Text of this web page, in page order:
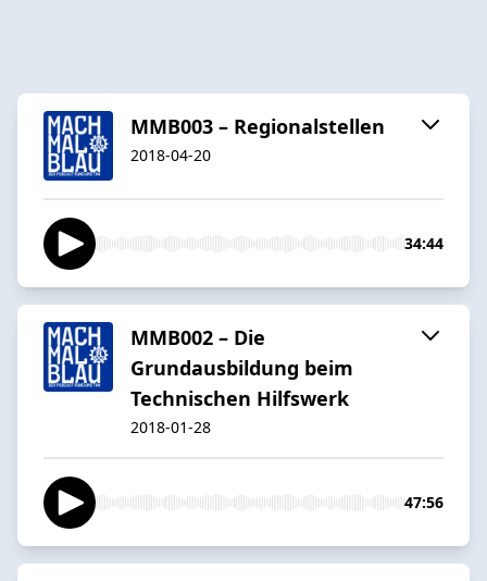
MMB003 – Regionalstellen
2018-04-20
34:44
MMB002 – Die
Grundausbildung beim
Technischen Hilfswerk
2018-01-28
47:56